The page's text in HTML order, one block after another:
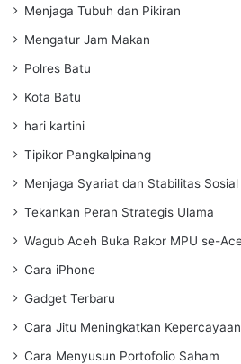
Menjaga Tubuh dan Pikiran
Mengatur Jam Makan
Polres Batu
Kota Batu
hari kartini
Tipikor Pangkalpinang
Menjaga Syariat dan Stabilitas Sosial
Tekankan Peran Strategis Ulama
Wagub Aceh Buka Rakor MPU se-
Cara iPhone
Gadget Terbaru
Cara Jitu Meningkatkan Kepercayaan
Cara Menyusun Portofolio Saham